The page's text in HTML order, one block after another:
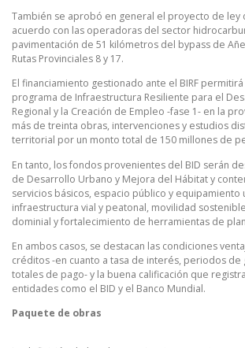
También se aprobó en general el proyecto de ley
acuerdo con las operadoras del sector
pavimentación de 51 kilómetros del bypass de
Rutas Provinciales 8 y 17.
El financiamiento gestionado ante el BIRF
programa de Infraestructura Resiliente para el
Regional y la Creación de Empleo -fase 1- en la
más de treinta obras, intervenciones y estudios
territorial por un monto total de 150 millones de
En tanto, los fondos provenientes del BID serán
de Desarrollo Urbano y Mejora del Hábitat y
servicios básicos, espacio público y equipamiento
infraestructura vial y peatonal, movilidad
dominial y fortalecimiento de herramientas de
En ambos casos, se destacan las condiciones
créditos -en cuanto a tasa de interés, periodos de
totales de pago- y la buena calificación que
entidades como el BID y el Banco Mundial.
Paquete de obras